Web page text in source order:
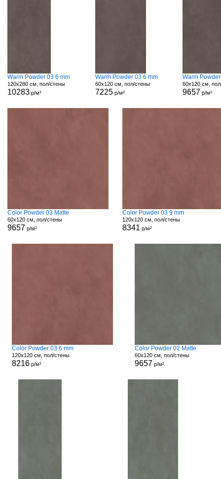
Warm Powder 03 6 mm
120x280 см, пол/стены
10283 р/м²
Warm Powder 03 6 mm
60x120 см, пол/стены
7225р/м²
Warm
60x120 см,
9657 р/м²
Color Powder 03 Matte
60x120 см, пол/стены
9657 р/м²
Color Powder 03 9 mm
120x120 см, пол/стены
8341 р/м²
Color Powder 03 6 mm
120x120 см, пол/стены
8216р/м²
Color Powder 02 Matte
60x120 см, пол/стены
9657 р/м²